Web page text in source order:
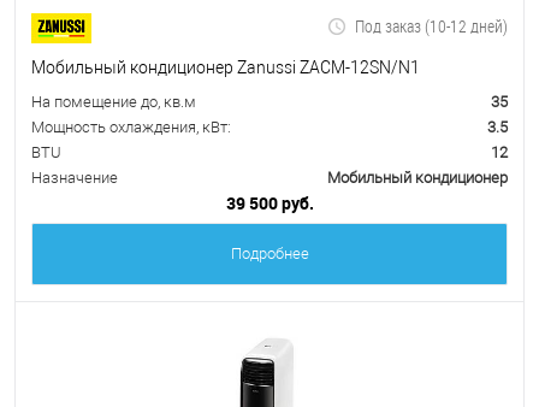
Под заказ (10-12 дней)
Мобильный кондиционер Zanussi ZACM-12SN/N1
На помещение до, кв.м
35
Мощность охлаждения, кВт:
3.5
BTU
12
Назначение
Мобильный кондиционер
39 500 руб.
Подробнее